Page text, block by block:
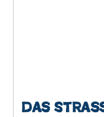
Das